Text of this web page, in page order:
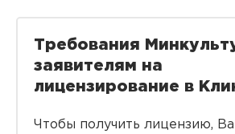
Требования
заявителям на
лицензирование в
Чтобы получить лицензию,